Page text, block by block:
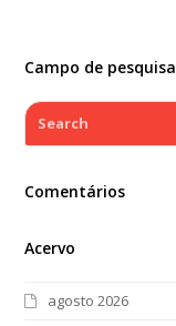
Campo de pesquisa
Search
Comentários
Acervo
agosto 2026